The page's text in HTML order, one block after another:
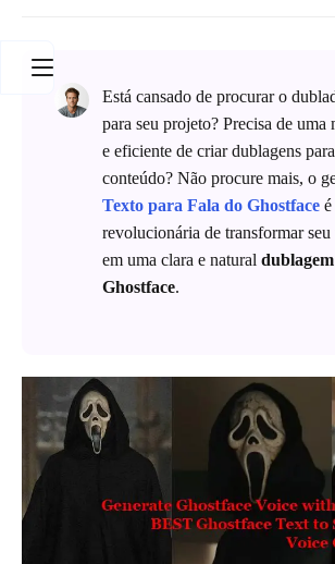
Está cansado de procurar o
para seu projeto? Precisa de uma
e eficiente de criar dublagens
conteúdo? Não procure mais, o
Texto para Fala do Ghostface
revolucionária de transformar
em uma clara e natural
Ghostface.